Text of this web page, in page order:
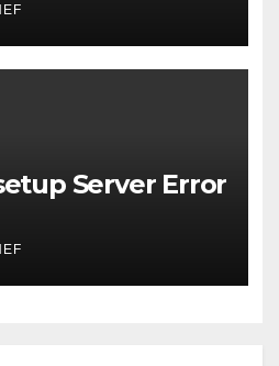
Server Error